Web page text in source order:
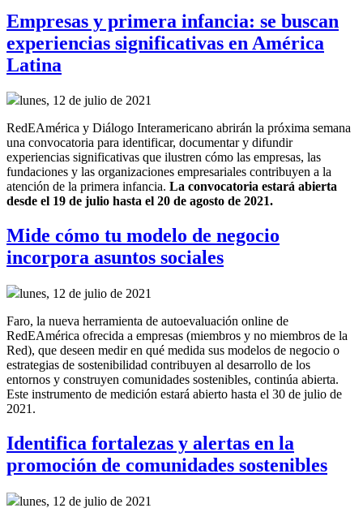
Empresas y primera infancia: se buscan
experiencias significativas en América
Latina
lunes, 12 de julio de 2021
RedEAmérica y Diálogo Interamericano abrirán la próxima semana
una convocatoria para identificar, documentar y difundir
experiencias significativas que ilustren cómo las empresas, las
fundaciones y las organizaciones empresariales contribuyen a la
atención de la primera infancia. La convocatoria estará abierta
desde el 19 de julio hasta el 20 de agosto de 2021.
Mide cómo tu modelo de negocio
incorpora asuntos sociales
lunes, 12 de julio de 2021
Faro, la nueva herramienta de autoevaluación online de
RedEAmérica ofrecida a empresas (miembros y no miembros de la
Red), que deseen medir en qué medida sus modelos de negocio o
estrategias de sostenibilidad contribuyen al desarrollo de los
entornos y construyen comunidades sostenibles, continúa abierta.
Este instrumento de medición estará abierto hasta el 30 de julio de
2021.
Identifica fortalezas y alertas en la
promoción de comunidades sostenibles
lunes, 12 de julio de 2021